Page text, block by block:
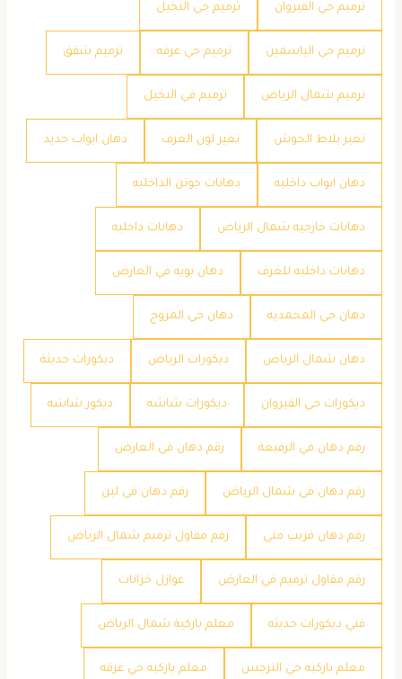
ترميم حي القيروان ترميم حي النخيل
ترميم حي الياسمين ترميم حي عرقه ترميم شقق
ترميم شمال الرياض ترميم في النخيل
تغير بلاط الحوش تغير لون الغرف دهان ابواب حديد
دهان ابواب داخليه دهانات جوتن الداخليه
دهانات خارجيه شمال الرياض دهانات داخليه
دهانات داخليه للغرف دهان بويه في العارض
دهان حي المحمديه دهان حي المروج
دهان شمال الرياض ديكورات الرياض ديكورات حديثة
ديكورات حي القيروان ديكورات شاشه ديكور شاشه
رقم دهان في الرفيعة رقم دهان في العارض
رقم دهان في شمال الرياض رقم دهان في لبن
رقم دهان قريب مني رقم مقاول ترميم شمال الرياض
رقم مقاول ترميم في العارض عوازل خزانات
فني ديكورات حديثه معلم باركية شمال الرياض
معلم باركيه حي النرجس معلم باركيه حي عرقه